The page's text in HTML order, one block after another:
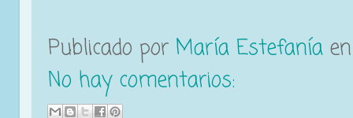
Publicado por María Estefanía
No hay comentarios: